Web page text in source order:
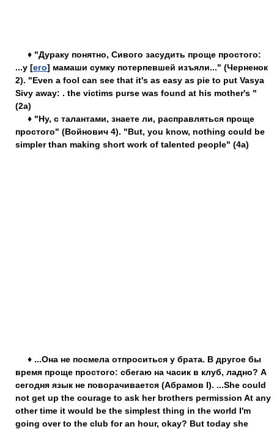
♦ "Дураку понятно, Сивого засудить проще простого:
...у [его] мамаши сумку потерпевшей изъяли..." (Черненок
2). "Even a fool can see that it's as easy as pie to put Vasya
Sivy away: . the victims purse was found at his mother's "
(2a)
♦ "Ну, с талантами, знаете ли, расправляться проще
простого" (Войнович 4). "But, you know, nothing could be
simpler than making short work of talented people" (4a)
♦ ...Она не посмела отпроситься у брата. В другое бы
время проще простого: сбегаю на часик в клуб, ладно? А
сегодня язык не поворачивается (Абрамов I). ...She could
not get up the courage to ask her brothers permission At any
other time it would be the simplest thing in the world I'm
going over to the club for an hour, okay? But today she